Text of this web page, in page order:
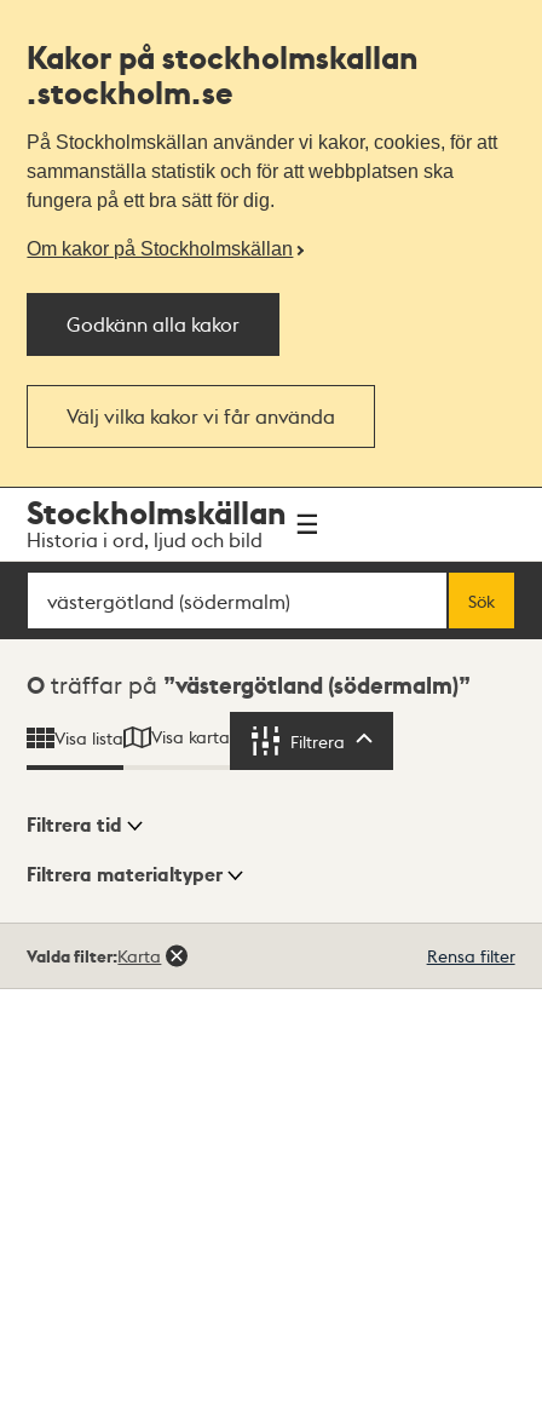
Kakor på stockholmskallan
.stockholm.se
På Stockholmskällan använder vi kakor, cookies, för att
sammanställa statistik och för att webbplatsen ska
fungera på ett bra sätt för dig.
Om kakor på Stockholmskällan
Godkänn alla kakor
Välj vilka kakor vi får använda
navigationen
huvudinnehållet
Stockholmskällan
Historia i ord, ljud och bild
Sök
Sök
Sökresultat
0 träffar på västergötland (södermalm)
Visa lista Visa karta Filtrera
Visningsläge
Filtrera tid
Filtrera materialtyper
träffar
Valda filter:Karta Rensa filter